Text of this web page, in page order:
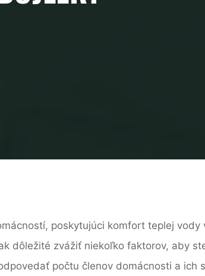
poskytujúci komfort teplej
dôležité zvážiť niekoľko faktorov, aby
počtu členov domácnosti a ich